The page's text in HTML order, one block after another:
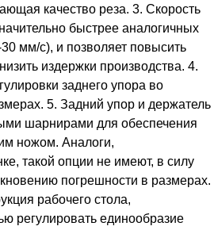
качество реза. 3. Скорость
быстрее аналогичных
мм/с), и позволяет повысить
издержки производства. 4.
заднего упора во
5. Задний упор и держатель
шарнирами для обеспечения
ножом. Аналоги,
такой опции не имеют, в силу
погрешности в размерах.
рабочего стола,
регулировать единообразие